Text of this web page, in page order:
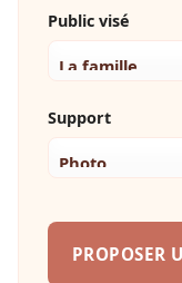
Public visé
Support
PROPOSER